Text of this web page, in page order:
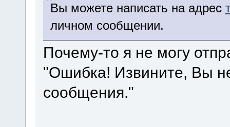
Вы можете написать на адрес
личном сообщении.
Почему-то я не могу
"Ошибка! Извините, Вы
сообщения."